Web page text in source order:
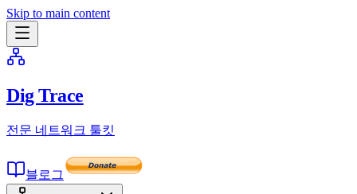
Skip to main content
Dig Trace
전문 네트워크 툴킷
블로그